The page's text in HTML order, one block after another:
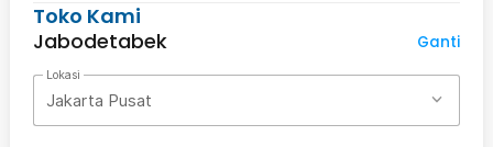
Toko Kami
Jabodetabek
Ganti
Lokasi
Jakarta Pusat